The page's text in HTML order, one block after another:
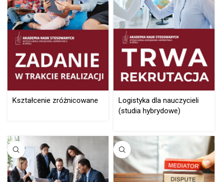
Kształcenie zróżnicowane
Logistyka dla nauczycieli
(studia hybrydowe)